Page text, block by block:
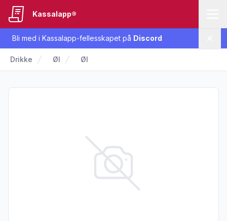
Bli med i Kassalapp-fellesskapet på Discord
Kassalapp®
Drikke Øl Øl